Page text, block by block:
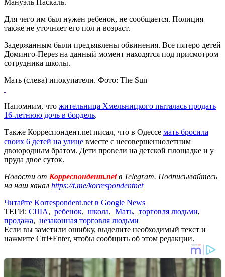
Для чего им был нужен ребенок, не сообщается. Полиция
также не уточняет его пол и возраст.
Задержанным были предъявлены обвинения. Все пятеро детей
Доминго-Перез на данный момент находятся под присмотром
сотрудника школы.
Мать (слева) ипокупатели. Фото: The Sun
Напомним, что жительница Хмельницкого пыталась продать
16-летнюю дочь в бордель.
Также Корреспондент.net писал, что в Одессе мать бросила
своих 6 детей на улице вместе с несовершеннолетним
двоюродным братом. Дети провели на детской площадке и у
пруда двое суток.
Новости от Корреспондент.netв Telegram. Подписывайтесь
на наш канал https://t.me/korrespondentnet
Читайте Korrespondent.net в Google News
ТЕГИ: США, ребенок, школа, Мать, торговля людьми,
продажа, незаконная торговля людьми
Если вы заметили ошибку, выделите необходимый текст и
нажмите Ctrl+Enter, чтобы сообщить об этом редакции.